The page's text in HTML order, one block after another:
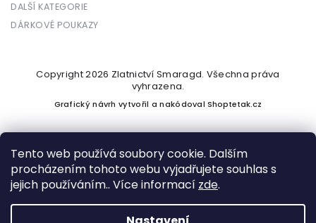
Tento web používá soubory cookie. Dalším
procházením tohoto webu vyjadřujete souhlas s
jejich používáním.. Více informací zde.
DALŠÍ KATEGORIE
DÁRKOVÉ POUKAZY
Vytvořil Shoptet
Copyright 2026 Zlatnictví Smaragd. Všechna práva
vyhrazena.
Grafický návrh vytvořil a nakódovalShoptetak.cz